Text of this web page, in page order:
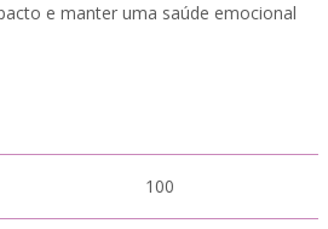
e manter uma saúde emocional
100